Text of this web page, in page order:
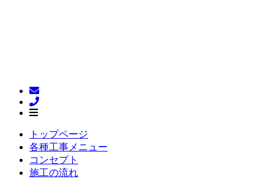
トップページ
各種工事メニュー
コンセプト
施工の流れ